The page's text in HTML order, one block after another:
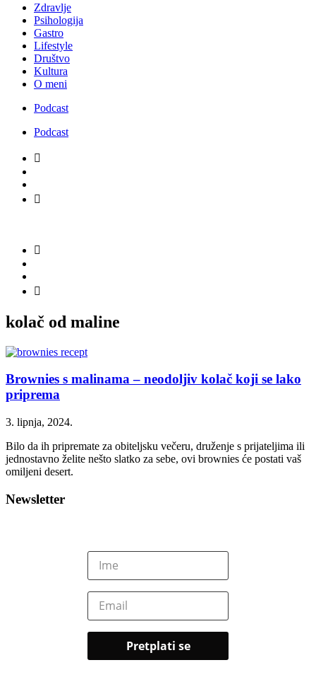
Zdravlje
Psihologija
Gastro
Lifestyle
Društvo
Kultura
O meni
Podcast
Podcast
kolač od maline
Brownies s malinama – neodoljiv kolač koji se lako
priprema
3. lipnja, 2024.
Bilo da ih pripremate za obiteljsku večeru, druženje s prijateljima ili
jednostavno želite nešto slatko za sebe, ovi brownies će postati vaš
omiljeni desert.
Newsletter